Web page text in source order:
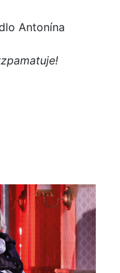
Antonína